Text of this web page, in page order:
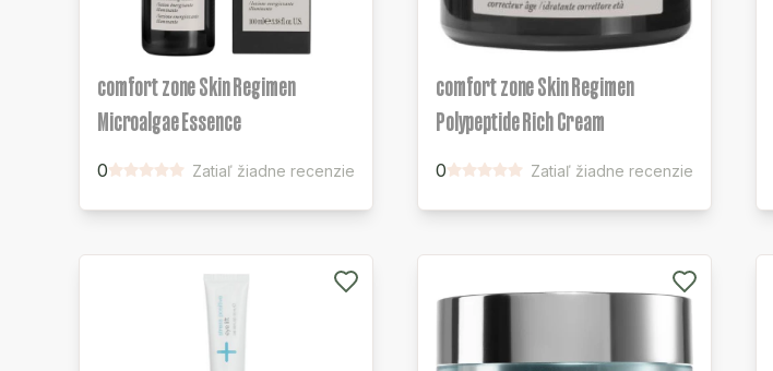
comfort zone Skin Regimen
Microalgae Essence
0 Zatiaľ žiadne recenzie
comfort zone Skin Regimen
Polypeptide Rich Cream
0 Zatiaľ žiadne recenzie